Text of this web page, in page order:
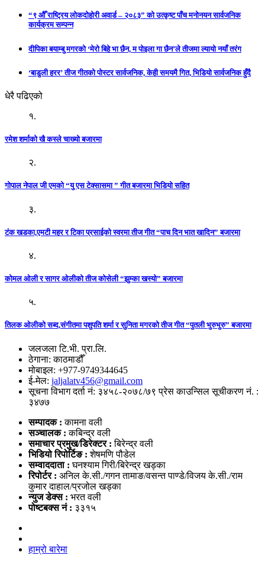
“९ औँ राष्ट्रिय लोकदोहोरी अवार्ड – २०८३” को उत्कृष्ट पाँच मनोनयन सार्वजनिक
कार्यक्रम सम्पन्न
दीपिका बयाम्बु मगरको ‘मेरो बिहे भा छैन, म पोइला गा छैन’ले तीजमा ल्यायो नयाँ तरंग
‘बाडुली हरर’ तीज गीतको पोस्टर सार्वजनिक, केही समयमै गित, भिडियो सार्वजनिक हुँदै
धेरै पढिएको
१.
रमेश शर्माको खै कस्ले चाख्यो बजारमा
२.
गोपाल नेपाल जी एमको “यु एस टेक्सासमा ” गीत बजारमा भिडियो सहित
३.
टंक खडका,एमटी महर र टिका प्रसाईको स्वरमा तीज गीत “पाच दिन भात खादिन” बजारमा
४.
कोमल ओली र सागर ओलीको तीज कोसेली “झुम्का खस्यो” बजारमा
५.
तिलक ओलीको सब्द,संगीतमा पशुपति शर्मा र सुनिता मगरको तीज गीत “पुतली भुरुभुरु” बजारमा
जलजला टि.भी. प्रा.लि.
ठेगाना: काठमाडौँ
मोबाइल: +977-9749344645
ई-मेल: jaljalatv456@gmail.com
सूचना विभाग दर्ता नं: ३४५८-२०७८/७९ प्रेस काउन्सिल सूचीकरण नं. :
३४७७
सम्पादक :कामना वली
सञ्‍चालक : कबिन्द्र वली
समाचार प्रमुख/डिरेक्टर :बिरेन्द्र वली
भिडियो रिपोर्टिङ : शेषमणि पौडेल
सम्वाददाता :घनश्याम गिरी/बिरेन्द्र खड्का
रिपोर्टर : अनिल के.सी./गगन तामाङ/वसन्त पाण्डे/विजय के.सी./राम
कुमार दाहाल/प्रजोल खड्का
न्युज डेक्स : भरत वली
पोष्‍टबक्स नं : ३३१५
हाम्रो बारेमा